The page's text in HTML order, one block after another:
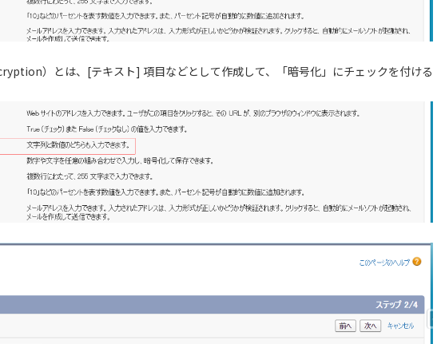
）とは、[テキスト] 項目などとして作成して、「暗号化」にチェックを付ける